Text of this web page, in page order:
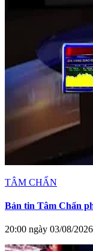
TÂM CHẤN
Bản tin Tâm Chấn
20:00 ngày 03/08/2026